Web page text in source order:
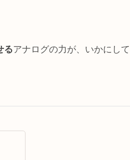
るアナログの力が、いかにし